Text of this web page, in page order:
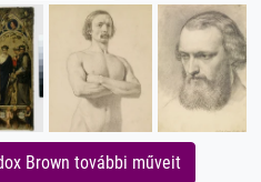
Brown további műveit